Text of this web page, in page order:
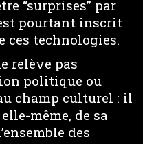
“surprises” par
pourtant inscrit
ces technologies.
relève pas
politique ou
champ culturel : il
même, de sa
des